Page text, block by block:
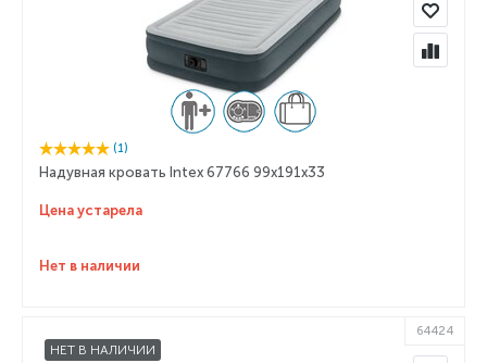
(1)
Надувная кровать Intex 67766 99х191х33
Цена устарела
Нет в наличии
НЕТ В НАЛИЧИИ
64424